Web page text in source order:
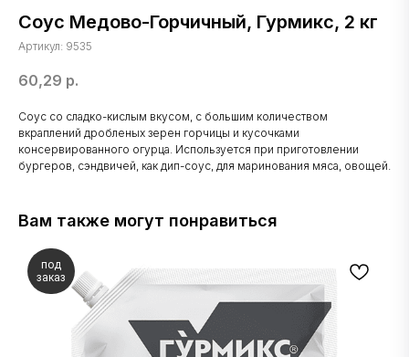
Соус Медово-Горчичный, Гурмикс, 2 кг
Артикул: 9535
60,29 р.
Соус со сладко-кислым вкусом, с большим количеством
вкраплений дробленых зерен горчицы и кусочками
консервированного огурца. Используется при приготовлении
бургеров, сэндвичей, как дип-соус, для маринования мяса, овощей.
Вам также могут понравиться
под
заказ